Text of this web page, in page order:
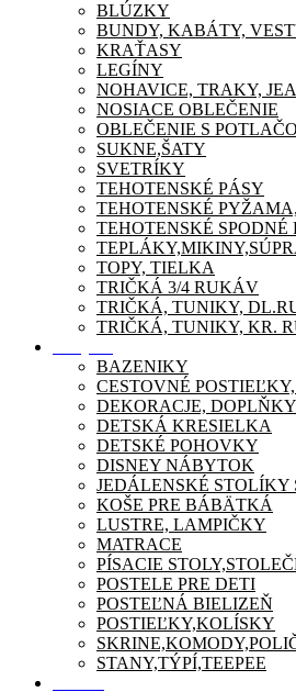
BLÚZKY
BUNDY, KABÁTY,
KRAŤASY
LEGÍNY
NOHAVICE, TRAKY,
NOSIACE OBLEČENIE
OBLEČENIE S
SUKNE,ŠATY
SVETRÍKY
TEHOTENSKÉ PÁSY
TEHOTENSKÉ
TEHOTENSKÉ SPODNÉ
TOPY, TIELKA
TRIČKÁ 3/4 RUKÁV
TRIČKÁ, TUNIKY,
TRIČKÁ, TUNIKY, KR.
BAZENIKY
CESTOVNÉ
DEKORACJE, DOPLŇKY
DETSKÁ KRESIELKA
DETSKÉ POHOVKY
DISNEY NÁBYTOK
JEDÁLENSKÉ STOLÍKY
KOŠE PRE BÁBÄTKÁ
LUSTRE, LAMPIČKY
MATRACE
PÍSACIE
POSTELE PRE DETI
POSTEĽNÁ BIELIZEŇ
POSTIEĽKY,KOLÍSKY
STANY,TÝPÍ,TEEPEE